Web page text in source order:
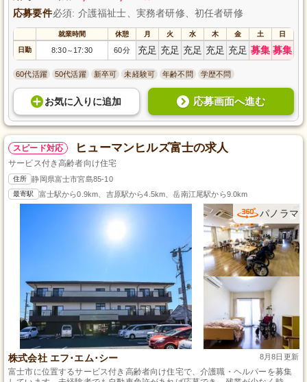
応募要件必須: 介護福祉士、実務者研修、初任者研修
就業時間 休憩 月 火 水 木 金 土 日
日勤 8:30～ 17:30 60分 充足 充足 充足 充足 充足 募集 募集
60代活躍 50代活躍 新卒可 未経験可 年齢不問 学歴不問
お気に入り に追加 応募画面へ進む
スピード対応 ヒューマンヒルズ富士の求人
サービス付き高齢者向け住宅
住所 静岡県富士市宮島85-10
最寄駅 富士駅から0.9km、吉原駅から4.5km、岳南江尾駅から9.0km
パノラマ
株式会社 エフ･エム･シー 8月8日更新
富士市に位置するサービス付き高齢者向け住宅で、介護職・ヘルパーを募集